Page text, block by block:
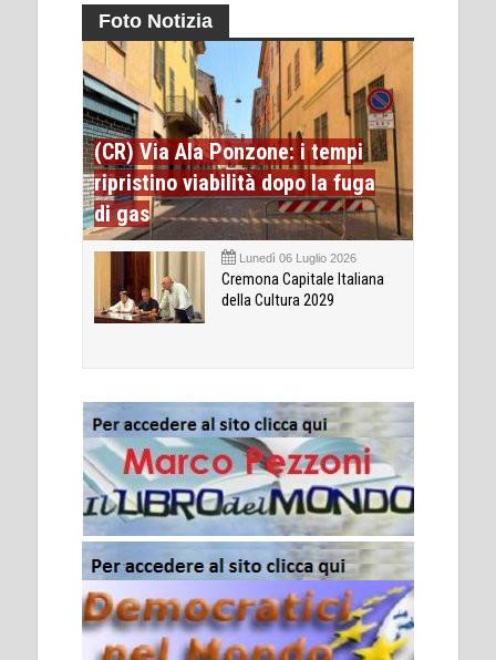
Foto Notizia
(CR) Via Ala Ponzone: i tempi
ripristino viabilità dopo la fuga
di gas
Lunedì 06 Luglio 2026
Cremona Capitale Italiana
della Cultura 2029